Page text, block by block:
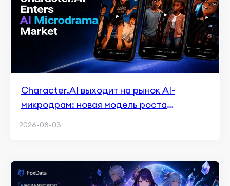
Character.AI выходит на рынок AI-
микродрам: новая модель роста
2026-08-03